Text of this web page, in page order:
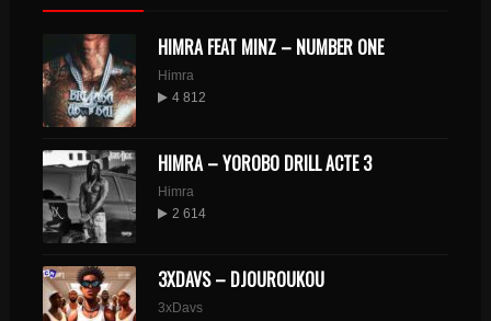
HIMRA FEAT MINZ – NUMBER ONE
Himra
4 812
HIMRA – YOROBO DRILL ACTE 3
Himra
2 614
3XDAVS – DJOUROUKOU
3xDavs